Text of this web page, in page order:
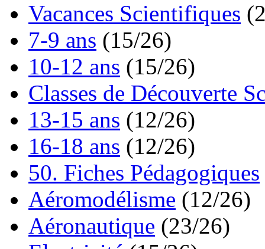
Vacances Scientifiques
7-9 ans (15/26)
10-12 ans (15/26)
Classes de Découverte
13-15 ans (12/26)
16-18 ans (12/26)
50. Fiches Pédagogiques
Aéromodélisme (12/26)
Aéronautique (23/26)